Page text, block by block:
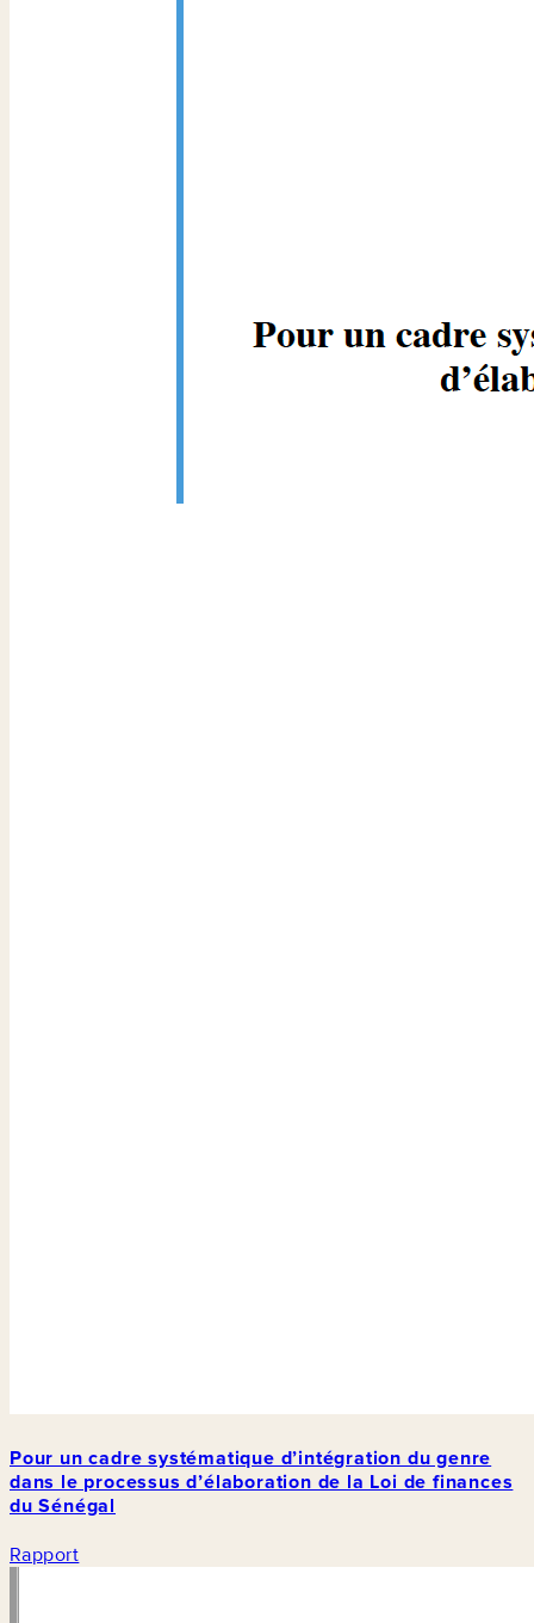
Pour un cadre systématique d’intégration du genre
dans le processus d’élaboration de la Loi de finances
du Sénégal
Rapport